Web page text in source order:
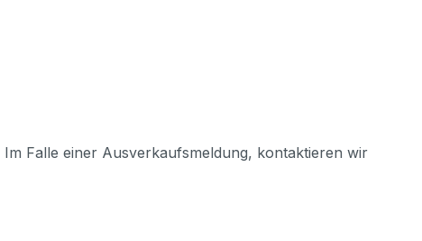
Falle einer Ausverkaufsmeldung, kontaktieren wir